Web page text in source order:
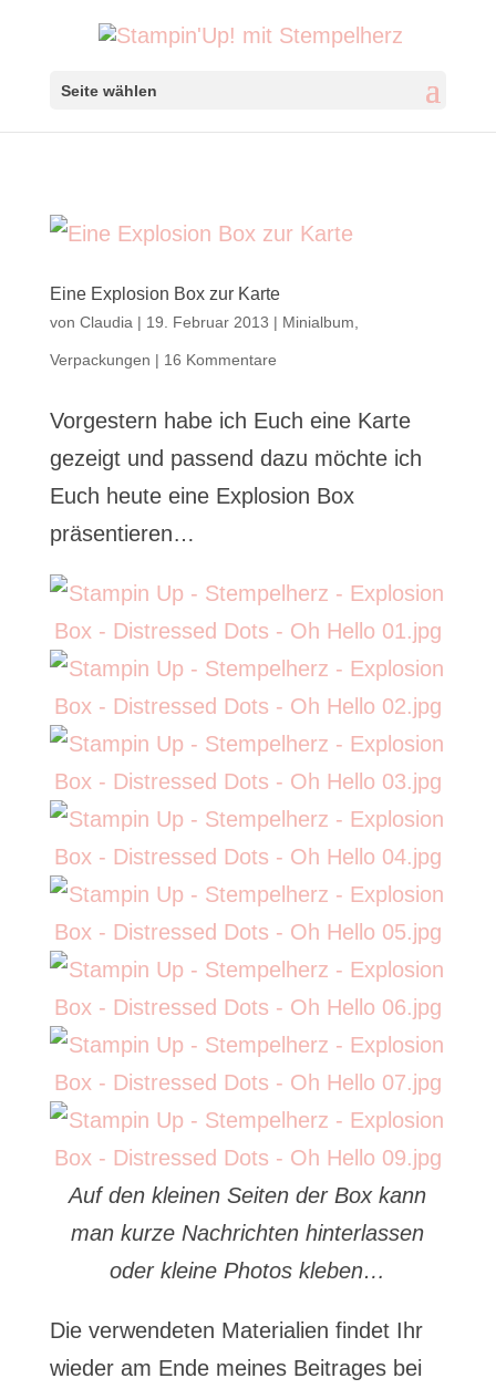
Seite wählen
Eine Explosion Box zur Karte
von Claudia | 19. Februar 2013 | Minialbum
Verpackungen | 16 Kommentare
Vorgestern habe ich Euch eine Karte
gezeigt und passend dazu möchte ich
Euch heute eine Explosion Box
präsentieren…
Auf den kleinen Seiten der Box kann
man kurze Nachrichten hinterlassen
oder kleine Photos kleben…
Die verwendeten Materialien findet Ihr
wieder am Ende meines Beitrages bei